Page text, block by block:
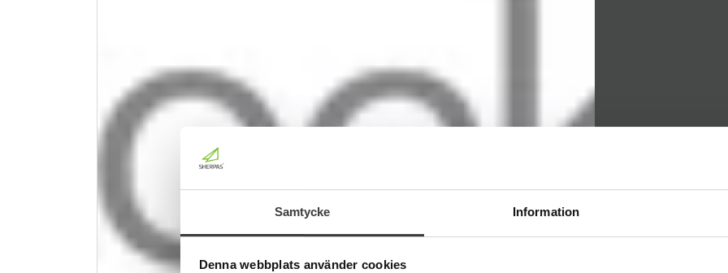
Samtycke Information
Denna webbplats använder cookies